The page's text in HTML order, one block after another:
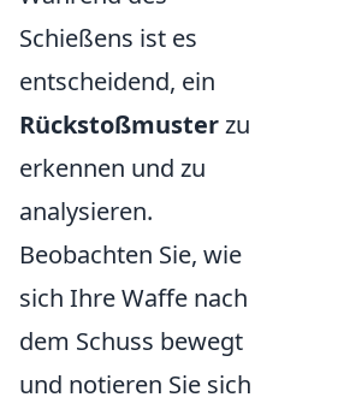
Schießens ist es
entscheidend, ein
Rückstoßmusterzu
erkennen und zu
analysieren.
Beobachten Sie, wie
sich Ihre Waffe nach
dem Schuss bewegt
und notieren Sie sich